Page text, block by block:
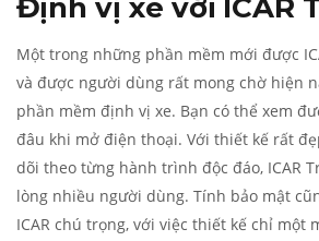
Định vị xe với ICAR
Một trong những phần mềm mới được
và được người dùng rất mong chờ hiện
phần mềm định vị xe. Bạn có thể xem
đâu khi mở điện thoại. Với thiết kế rất
dõi theo từng hành trình độc đáo, ICAR
lòng nhiều người dùng. Tính bảo mật
ICAR chú trọng, với việc thiết kế chỉ một